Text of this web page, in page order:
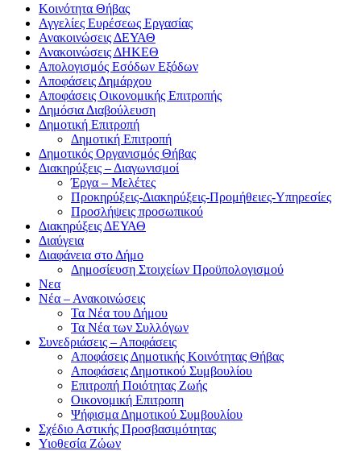
Kοινότητα Θήβας
Αγγελίες Ευρέσεως Εργασίας
Ανακοινώσεις ΔΕΥΑΘ
Ανακοινώσεις ΔΗΚΕΘ
Απολογισμός Εσόδων Εξόδων
Αποφάσεις Δημάρχου
Αποφάσεις Οικονομικής Επιτροπής
Δημόσια Διαβούλευση
Δημοτική Επιτροπή
Δημοτική Επιτροπή
Δημοτικός Οργανισμός Θήβας
Διακηρύξεις – Διαγωνισμοί
Έργα – Μελέτες
Προκηρύξεις-Διακηρύξεις-Προμήθειες-Υπηρεσίες
Προσλήψεις προσωπικού
Διακηρύξεις ΔΕΥΑΘ
Διαύγεια
Διαφάνεια στο Δήμο
Δημοσίευση Στοιχείων Προϋπολογισμού
Νεα
Νέα – Ανακοινώσεις
Τα Νέα του Δήμου
Τα Νέα των Συλλόγων
Συνεδριάσεις – Αποφάσεις
Αποφάσεις Δημοτικής Κοινότητας Θήβας
Αποφάσεις Δημοτικού Συμβουλίου
Επιτροπή Ποιότητας Ζωής
Οικονομική Επιτροπη
Ψήφισμα Δημοτικού Συμβουλίου
Σχέδιο Αστικής Προσβασιμότητας
Υιοθεσία Ζώων